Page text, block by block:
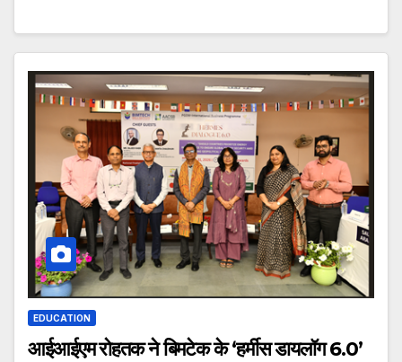
EDUCATION
आईआईएम रोहतक ने बिमटेक के ‘हर्मीस डायलॉग 6.0’